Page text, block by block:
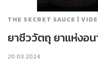
THE SECRET SAUCE |
ยาชีววัตถุ ยาแห่งอ
20.03.2024